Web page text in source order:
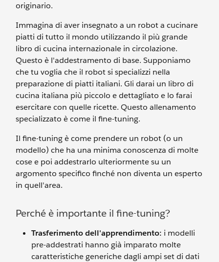
originario.
Immagina di aver insegnato a un robot a cucinare
piatti di tutto il mondo utilizzando il più grande
libro di cucina internazionale in circolazione.
Questo è l'addestramento di base. Supponiamo
che tu voglia che il robot si specializzi nella
preparazione di piatti italiani. Gli darai un libro di
cucina italiana più piccolo e dettagliato e lo farai
esercitare con quelle ricette. Questo allenamento
specializzato è come il fine-tuning.
Il fine-tuning è come prendere un robot (o un
modello) che ha una minima conoscenza di molte
cose e poi addestrarlo ulteriormente su un
argomento specifico finché non diventa un esperto
in quell'area.
Perché è importante il fine-tuning?
Trasferimento dell'apprendimento: i modelli
pre-addestrati hanno già imparato molte
caratteristiche generiche dagli ampi set di dati